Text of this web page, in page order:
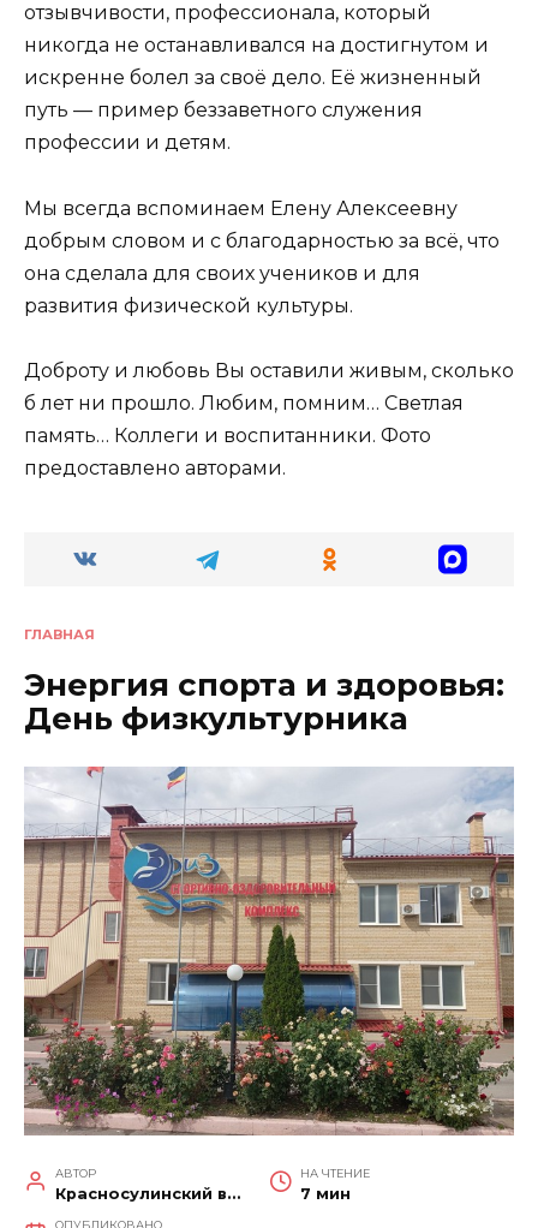
отзывчивости, профессионала, который
никогда не останавливался на достигнутом и
искренне болел за своё дело. Её жизненный
путь — пример беззаветного служения
профессии и детям.
Мы всегда вспоминаем Елену Алексеевну
добрым словом и с благодарностью за всё, что
она сделала для своих учеников и для
развития физической культуры.
Доброту и любовь Вы оставили живым, сколько
б лет ни прошло. Любим, помним… Светлая
память… Коллеги и воспитанники. Фото
предоставлено авторами.
ГЛАВНАЯ
Энергия спорта и здоровья:
День физкультурника
АВТОР
Красносулинский вестник
НА ЧТЕНИЕ
7 мин